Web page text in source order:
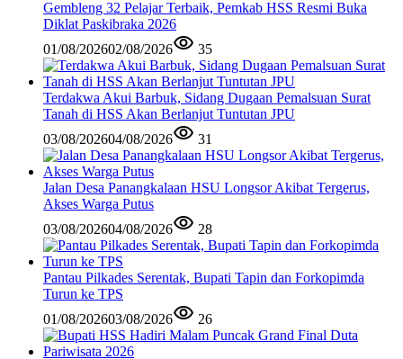
Gembleng 32 Pelajar Terbaik, Pemkab HSS Resmi Buka
Diklat Paskibraka 2026
01/08/202602/08/2026 35
Terdakwa Akui Barbuk, Sidang Dugaan Pemalsuan Surat
Tanah di HSS Akan Berlanjut Tuntutan JPU
03/08/202604/08/2026 31
Jalan Desa Panangkalaan HSU Longsor Akibat Tergerus,
Akses Warga Putus
03/08/202604/08/2026 28
Pantau Pilkades Serentak, Bupati Tapin dan Forkopimda
Turun ke TPS
01/08/202603/08/2026 26